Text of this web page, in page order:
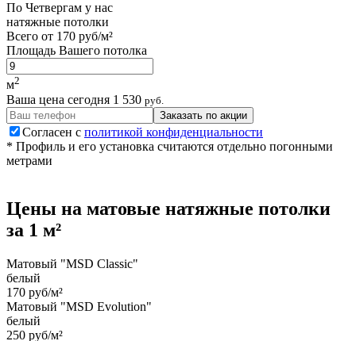
По Четвергам у нас
натяжные потолки
Всего от 170 руб/м²
Площадь Вашего потолка
м2
Ваша цена сегодня 1 530 руб.
Заказать по акции
Согласен с политикой конфиденциальности
* Профиль и его установка считаются отдельно погонными
метрами
Цены на матовые натяжные потолки
за 1 м²
Матовый "MSD Classic"
белый
170 руб/м²
Матовый "MSD Evolution"
белый
250 руб/м²